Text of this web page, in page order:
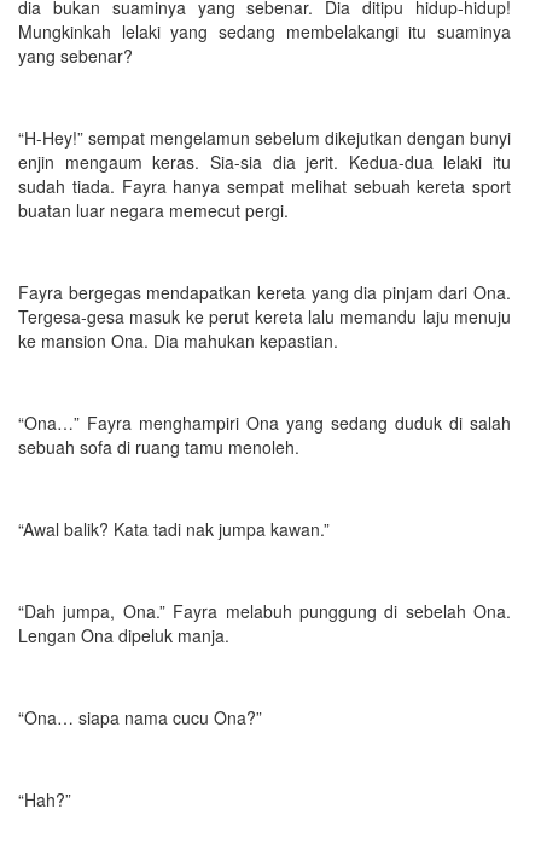
dia bukan suaminya yang sebenar. Dia ditipu hidup-hidup!
Mungkinkah lelaki yang sedang membelakangi itu suaminya
yang sebenar?
“H-Hey!” sempat mengelamun sebelum dikejutkan dengan bunyi
enjin mengaum keras. Sia-sia dia jerit. Kedua-dua lelaki itu
sudah tiada. Fayra hanya sempat melihat sebuah kereta sport
buatan luar negara memecut pergi.
Fayra bergegas mendapatkan kereta yang dia pinjam dari Ona.
Tergesa-gesa masuk ke perut kereta lalu memandu laju menuju
ke mansion Ona. Dia mahukan kepastian.
“Ona…” Fayra menghampiri Ona yang sedang duduk di salah
sebuah sofa di ruang tamu menoleh.
“Awal balik? Kata tadi nak jumpa kawan.”
“Dah jumpa, Ona.” Fayra melabuh punggung di sebelah Ona.
Lengan Ona dipeluk manja.
“Ona… siapa nama cucu Ona?”
“Hah?”